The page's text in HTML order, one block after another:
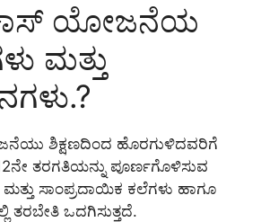
ಯೋಜನೆಯ
ಮತ್ತು
ಶಿಕ್ಷಣದಿಂದ ಹೊರಗುಳಿದವರಿಗೆ
ತರಗತಿಯನ್ನು ಪೂರ್ಣಗೊಳಿಸುವ
ಮತ್ತು ಸಾಂಪ್ರದಾಯಿಕ ಕಲೆಗಳು ಹಾಗೂ
ತರಬೇತಿ ಒದಗಿಸುತ್ತದೆ.